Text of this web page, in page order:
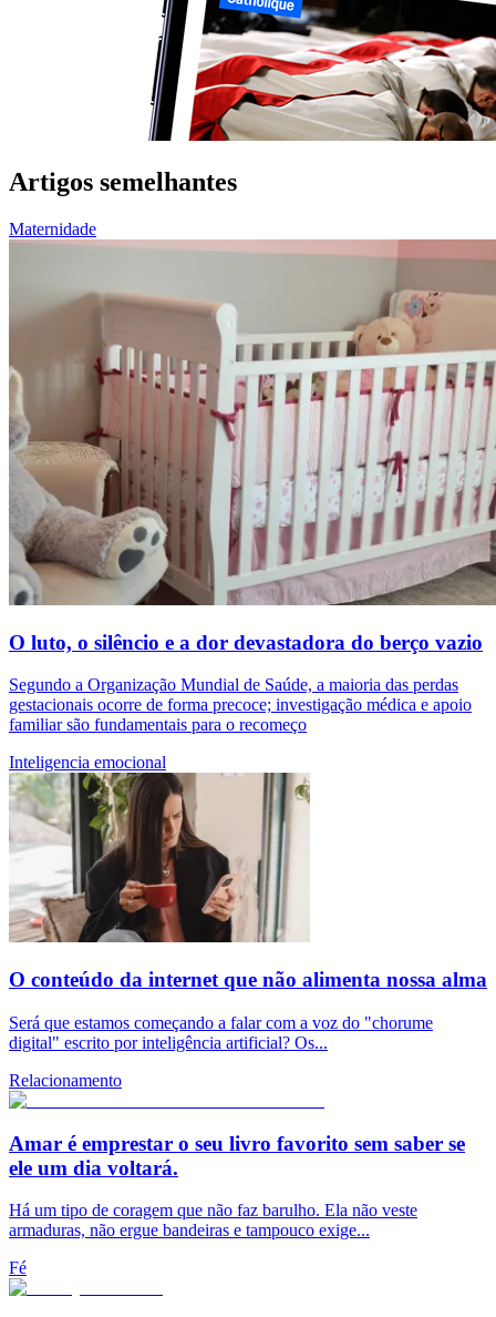
Artigos semelhantes
Maternidade
O luto, o silêncio e a dor devastadora do berço vazio
Segundo a Organização Mundial de Saúde, a maioria das perdas
gestacionais ocorre de forma precoce; investigação médica e apoio
familiar são fundamentais para o recomeço
Inteligencia emocional
O conteúdo da internet que não alimenta nossa alma
Será que estamos começando a falar com a voz do "chorume
digital" escrito por inteligência artificial? Os...
Relacionamento
Amar é emprestar o seu livro favorito sem saber se
ele um dia voltará.
Há um tipo de coragem que não faz barulho. Ela não veste
armaduras, não ergue bandeiras e tampouco exige...
Fé